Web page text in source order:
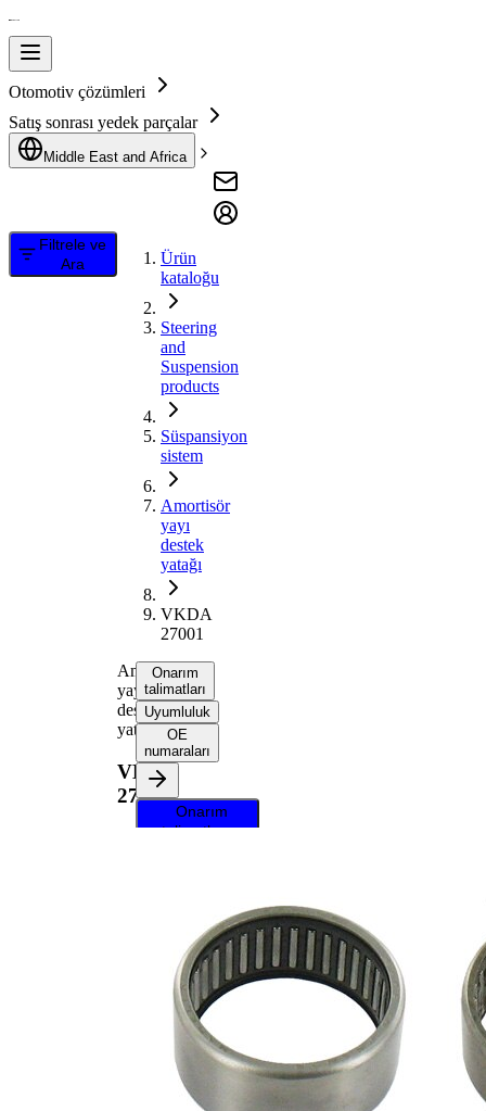
Otomotiv çözümleri
Satış sonrası yedek parçalar
Middle East and Africa
Filtrele ve
Ara
Ürün
kataloğu
Steering
and
Suspension
products
Süspansiyon
sistem
Amortisör
yayı
destek
yatağı
VKDA
27001
Amortisör
yayı
destek
yatağı
VKDA
27001
Onarım
talimatları
Uyumluluk
OE
numaraları
Onarım
talimatlarını